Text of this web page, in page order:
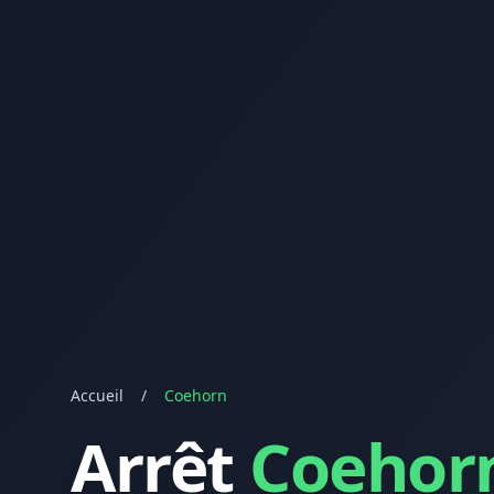
Accueil / Coehorn
Arrêt